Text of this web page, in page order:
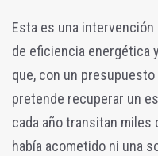
Esta es una
de eficiencia energética
que, con un
pretende recuperar un
cada año transitan miles
había acometido ni una